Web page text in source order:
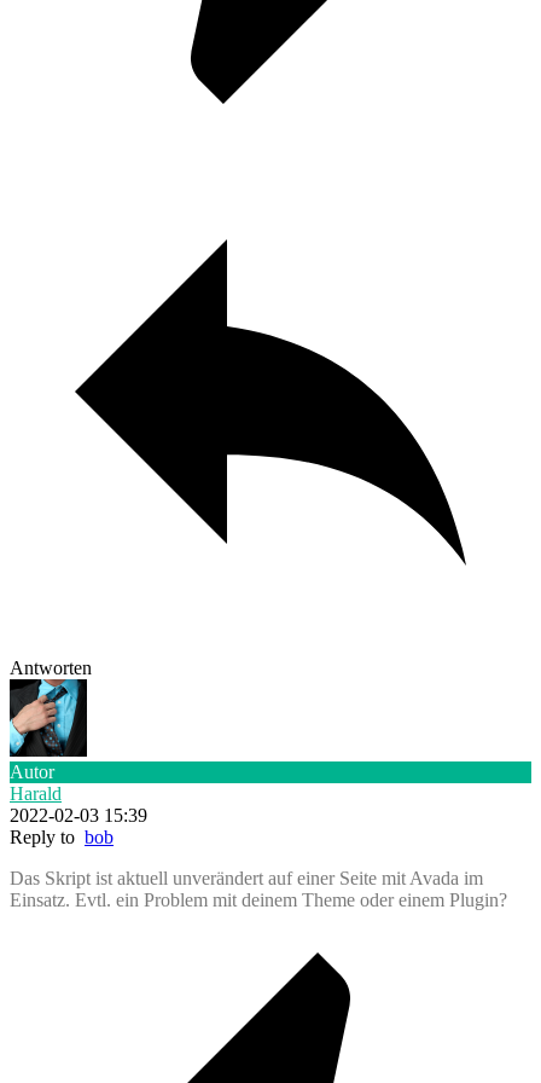
Antworten
Autor
Harald
2022-02-03 15:39
Reply to bob
Das Skript ist aktuell unverändert auf einer Seite mit Avada im
Einsatz. Evtl. ein Problem mit deinem Theme oder einem Plugin?